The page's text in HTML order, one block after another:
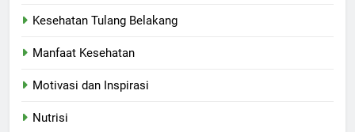
Kesehatan Tulang Belakang
Manfaat Kesehatan
Motivasi dan Inspirasi
Nutrisi